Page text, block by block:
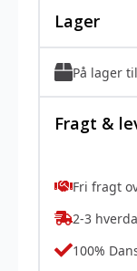
Lager
På lager
Fragt &
Fri fragt
2-3
100%